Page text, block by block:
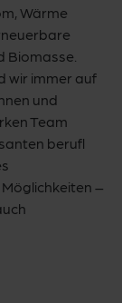
Wärme
Biomasse.
wir immer auf
und
Team
berufl
–